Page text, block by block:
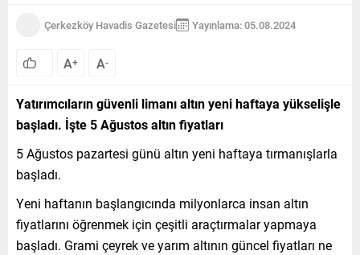
Çerkezköy Havadis Gazetesi Yayınlama: 05.08.2024
A+ A-
Yatırımcıların güvenli limanı altın yeni haftaya yükselişle
başladı. İşte 5 Ağustos altın fiyatları
5 Ağustos pazartesi günü altın yeni haftaya tırmanışlarla
başladı.
Yeni haftanın başlangıcında milyonlarca insan altın
fiyatlarını öğrenmek için çeşitli araçtırmalar yapmaya
başladı. Grami çeyrek ve yarım altının güncel fiyatları ne